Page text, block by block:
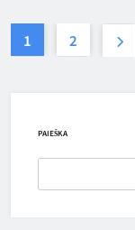
1 2
PAIEŠKA